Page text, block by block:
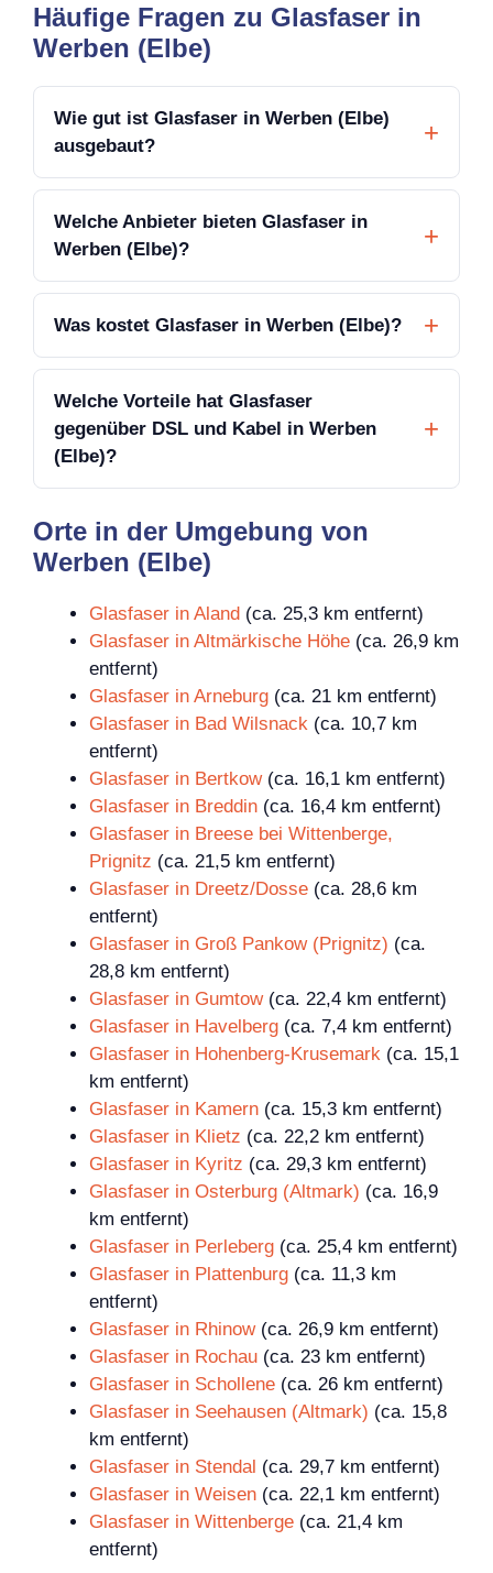
Häufige Fragen zu Glasfaser in
Werben (Elbe)
Wie gut ist Glasfaser in Werben (Elbe)
ausgebaut?
Welche Anbieter bieten Glasfaser in
Werben (Elbe)?
Was kostet Glasfaser in Werben (Elbe)?
Welche Vorteile hat Glasfaser
gegenüber DSL und Kabel in Werben
(Elbe)?
Orte in der Umgebung von
Werben (Elbe)
Glasfaser in Aland (ca. 25,3 km entfernt)
Glasfaser in Altmärkische Höhe (ca. 26,9 km
entfernt)
Glasfaser in Arneburg (ca. 21 km entfernt)
Glasfaser in Bad Wilsnack (ca. 10,7 km
entfernt)
Glasfaser in Bertkow(ca. 16,1 km entfernt)
Glasfaser in Breddin (ca. 16,4 km entfernt)
Glasfaser in Breese bei Wittenberge,
Prignitz (ca. 21,5 km entfernt)
Glasfaser in Dreetz/Dosse (ca. 28,6 km
entfernt)
Glasfaser in Groß Pankow (Prignitz) (ca.
28,8 km entfernt)
Glasfaser in Gumtow(ca. 22,4 km entfernt)
Glasfaser in Havelberg (ca. 7,4 km entfernt)
Glasfaser in Hohenberg-Krusemark (ca. 15,1
km entfernt)
Glasfaser in Kamern (ca. 15,3 km entfernt)
Glasfaser in Klietz (ca. 22,2 km entfernt)
Glasfaser in Kyritz (ca. 29,3 km entfernt)
Glasfaser in Osterburg (Altmark) (ca. 16,9
km entfernt)
Glasfaser in Perleberg (ca. 25,4 km entfernt)
Glasfaser in Plattenburg (ca. 11,3 km
entfernt)
Glasfaser in Rhinow(ca. 26,9 km entfernt)
Glasfaser in Rochau (ca. 23 km entfernt)
Glasfaser in Schollene (ca. 26 km entfernt)
Glasfaser in Seehausen (Altmark) (ca. 15,8
km entfernt)
Glasfaser in Stendal (ca. 29,7 km entfernt)
Glasfaser in Weisen (ca. 22,1 km entfernt)
Glasfaser in Wittenberge (ca. 21,4 km
entfernt)